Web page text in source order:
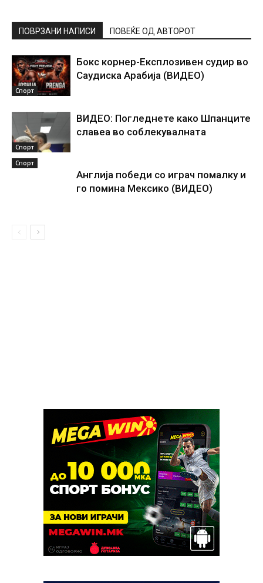
ПОВРЗАНИ НАПИСИ ПОВЕЌЕ ОД АВТОРОТ
Спорт
Бокс корнер-Експлозивен судир во
Саудиска Арабија (ВИДЕО)
Спорт
ВИДЕО: Погледнете како Шпанците
славеа во соблекувалната
Спорт
Англија победи со играч помалку и
го помина Мексико (ВИДЕО)